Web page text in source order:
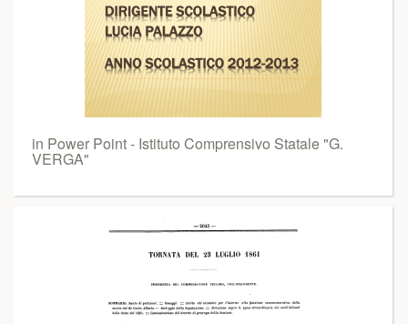
in Power Point - Istituto Comprensivo Statale "G.
VERGA"